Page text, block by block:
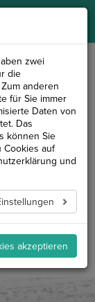
zwei
die
anderen
für Sie immer
Daten von
Das
können Sie
Cookies auf
und
akzeptieren